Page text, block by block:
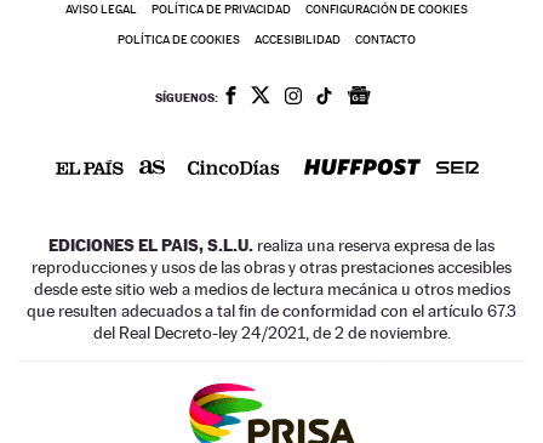
AVISO LEGAL POLÍTICA DE PRIVACIDAD CONFIGURACIÓN DE COOKIES
POLÍTICA DE COOKIES ACCESIBILIDAD CONTACTO
SÍGUENOS:
EDICIONES EL PAIS, S.L.U. realiza una reserva expresa de las
reproducciones y usos de las obras y otras prestaciones accesibles
desde este sitio web a medios de lectura mecánica u otros medios
que resulten adecuados a tal fin de conformidad con el artículo 67.3
del Real Decreto-ley 24/2021, de 2 de noviembre.